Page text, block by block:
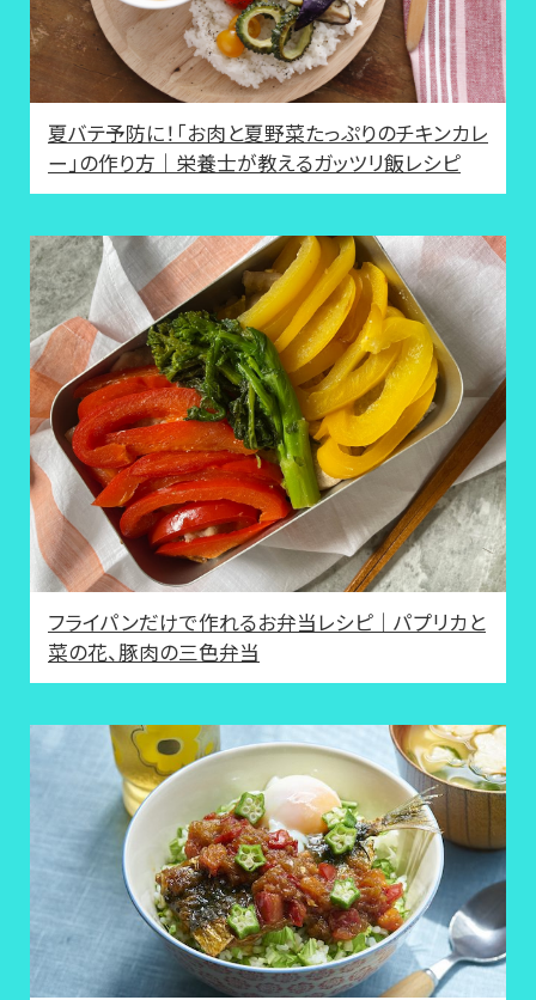
夏バテ予防に！「お肉と夏野菜たっぷりのチキンカレ
ー」の作り方｜栄養士が教えるガッツリ飯レシピ
フライパンだけで作れるお弁当レシピ｜パプリカと
菜の花、豚肉の三色弁当